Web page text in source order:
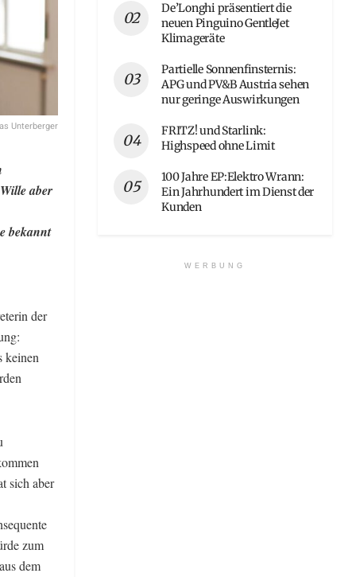
Unterberger
aber
bekannt
der
keinen
sich aber
zum
dem
De’Longhi präsentiert die
neuen Pinguino GentleJet
Klimageräte
Partielle Sonnenfinsternis:
APG und PV&B Austria sehen
nur geringe Auswirkungen
FRITZ! und Starlink:
Highspeed ohne Limit
100 Jahre EP:Elektro Wrann:
Ein Jahrhundert im Dienst der
Kunden
WERBUNG